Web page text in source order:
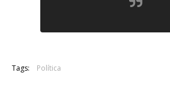
Tags: Política